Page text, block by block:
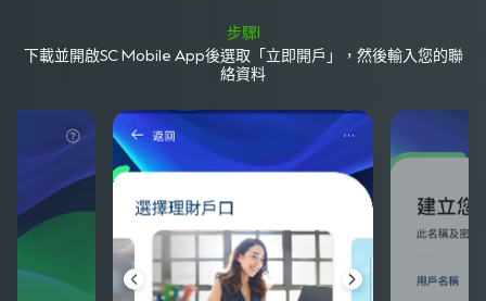
步驟1
下載並開啟SC Mobile App後選取「立即開戶」，然後輸入您的聯
絡資料